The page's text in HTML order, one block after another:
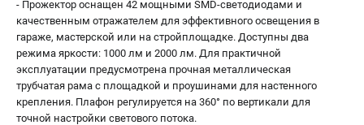
8 (812) 336-63-08
Режим работы колл-центра:
пн-пт - с 9:00 до 18:00
сб - с 10:00 до 16:00
вс - выходной
ЗАКАЗ ЗАПЧАСТЕЙ
+7 (8112) 59-10-67
- Прожектор оснащен 42 мощными SMD-светодиодами и
качественным отражателем для эффективного освещения в
гараже, мастерской или на стройплощадке. Доступны два
режима яркости: 1000 лм и 2000 лм. Для практичной
эксплуатации предусмотрена прочная металлическая
трубчатая рама с площадкой и проушинами для настенного
крепления. Плафон регулируется на 360° по вертикали для
точной настройки светового потока.